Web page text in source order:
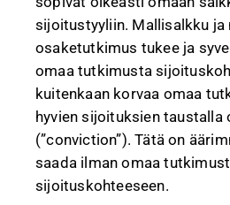
sijoitustyyliin. Mallisalkku ja
osaketutkimus tukee ja
omaa tutkimusta
kuitenkaan korvaa omaa
hyvien sijoituksien taustalla
(”conviction”). Tätä on
saada ilman omaa
sijoituskohteeseen.